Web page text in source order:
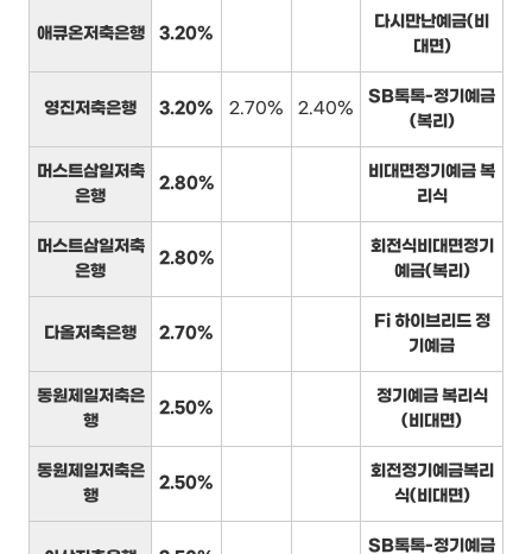
애큐온저축은행 3.20%
다시만난예금(비
대면)
영진저축은행 3.20% 2.70% 2.40%
SB톡톡-정기예금
(복리)
머스트삼일저축
은행
2.80%
비대면정기예금 복
리식
머스트삼일저축
은행
2.80%
회전식비대면정기
예금(복리)
다올저축은행 2.70%
Fi 하이브리드 정
기예금
동원제일저축은
행
2.50%
정기예금 복리식
(비대면)
동원제일저축은
행
2.50%
회전정기예금복리
식(비대면)
SB톡톡-정기예금